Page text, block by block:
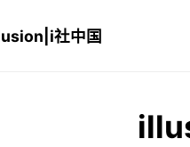
社中国